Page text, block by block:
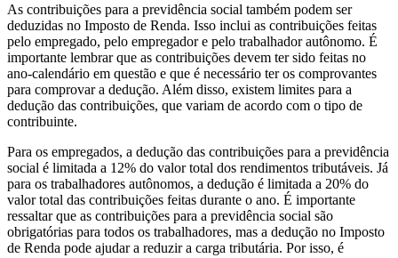
As contribuições para a previdência social também podem ser
deduzidas no Imposto de Renda. Isso inclui as contribuições feitas
pelo empregado, pelo empregador e pelo trabalhador autônomo. É
importante lembrar que as contribuições devem ter sido feitas no
ano-calendário em questão e que é necessário ter os comprovantes
para comprovar a dedução. Além disso, existem limites para a
dedução das contribuições, que variam de acordo com o tipo de
contribuinte.
Para os empregados, a dedução das contribuições para a previdência
social é limitada a 12% do valor total dos rendimentos tributáveis. Já
para os trabalhadores autônomos, a dedução é limitada a 20% do
valor total das contribuições feitas durante o ano. É importante
ressaltar que as contribuições para a previdência social são
obrigatórias para todos os trabalhadores, mas a dedução no Imposto
de Renda pode ajudar a reduzir a carga tributária. Por isso, é